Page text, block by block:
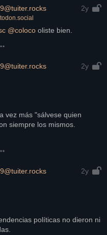
2y
@coloco oliste bien.
2y
vez más "sálvese quien
siempre los mismos.
2y
políticas no dieron ni